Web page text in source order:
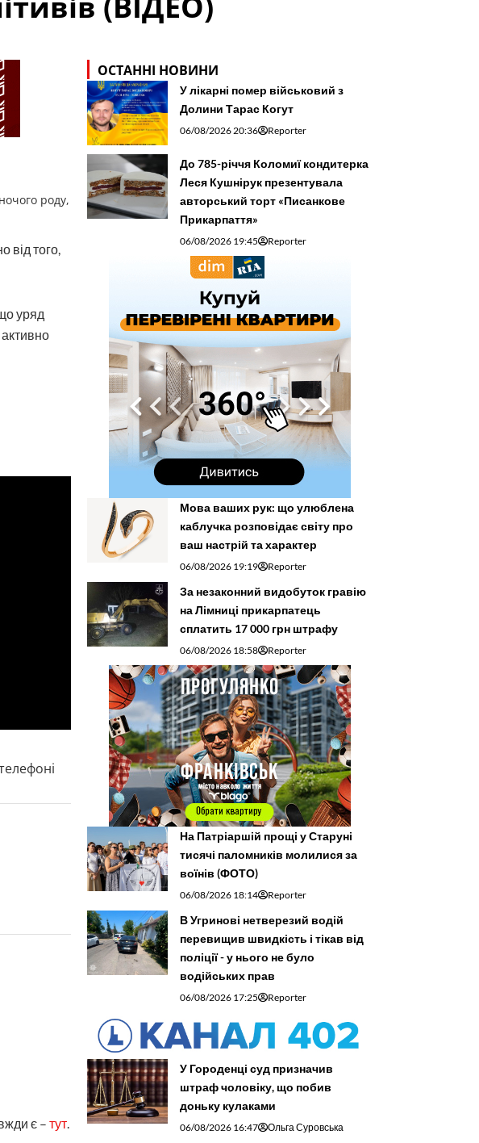
роду,
від того,
уряд
є – тут
ОСТАННІ НОВИНИ
У лікарні помер військовий з
Долини Тарас Когут
06/08/2026 20:36 Reporter
До 785-річчя Коломиї кондитерка
Леся Кушнірук презентувала
авторський торт «Писанкове
Прикарпаття»
06/08/2026 19:45 Reporter
Мова ваших рук: що улюблена
каблучка розповідає світу про
ваш настрій та характер
06/08/2026 19:19 Reporter
За незаконний видобуток гравію
на Лімниці прикарпатець
сплатить 17 000 грн штрафу
06/08/2026 18:58 Reporter
На Патріаршій прощі у Старуні
тисячі паломників молилися за
воїнів (ФОТО)
06/08/2026 18:14 Reporter
В Угринові нетверезий водій
перевищив швидкість і тікав від
поліції - у нього не було
водійських прав
06/08/2026 17:25 Reporter
У Городенці суд призначив
штраф чоловіку, що побив
доньку кулаками
06/08/2026 16:47 Ольга Суровська